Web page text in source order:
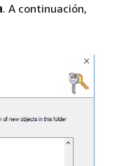
. A continuación,